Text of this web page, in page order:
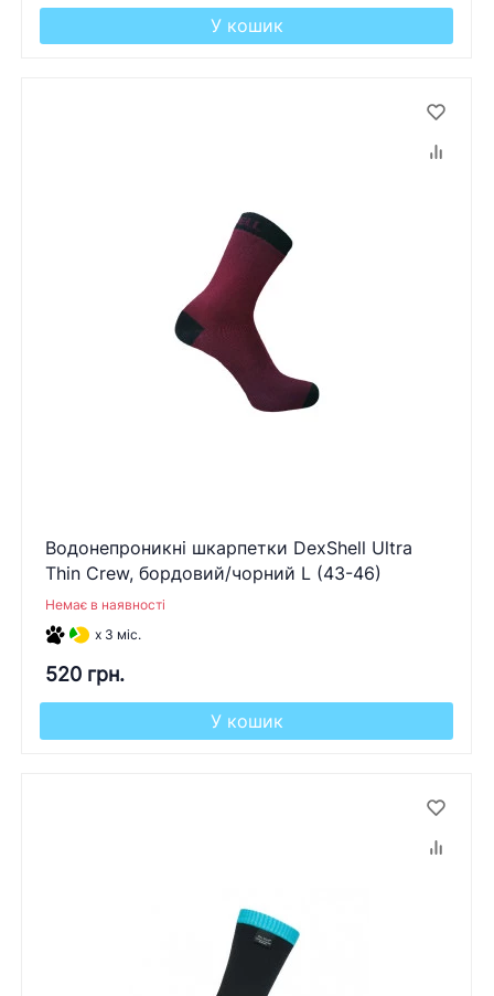
У кошик
Водонепроникні шкарпетки DexShell Ultra
Thin Crew, бордовий/чорний L (43-46)
Немає в наявності
x 3 міс.
520 грн.
У кошик